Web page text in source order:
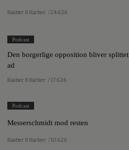
Kaaber & Karker / 24.6.26
Podcast
Den borgerlige opposition bliver splittet
ad
Kaaber & Karker / 17.6.26
Podcast
Messerschmidt mod resten
Kaaber & Karker / 10.6.26